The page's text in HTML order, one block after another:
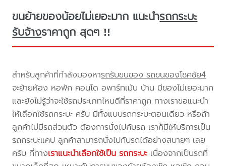
ขนย้ายของน้อยไม่เยอะมาก แนะนำรถกระบะ
รับจ้างราคาถูก สุดๆ !!
สำหรับลูกค้าที่กำลังมองหารถรับขนของ รถขนของโชคชัย4
จะย้ายห้อง หอพัก คอนโด อพาร์ทเม้น บ้าน มีของไม่เยอะมาก
และยังไม่รู้ว่าจะใช้รถประเภทไหนดีที่ราคาถูก ทางเราขอแนะนำ
ให้เลือกใช้รถกระบะ ครับ มีทั้งแบบรถกระบะตอนเดียว หรือถ้า
ลูกค้าไม่มีรถส่วนตัว ต้องการนั่งไปกับรถ เราก็มีให้บริการเป็น
รถกระบะแคป ลูกค้าสามารถนั่งไปกับรถได้อย่างสบายๆ เลย
ครับ ที่ทางเราแนะนำเลือกใช้เป็น รถกระบะ เนื่องจากเป็นรถที่